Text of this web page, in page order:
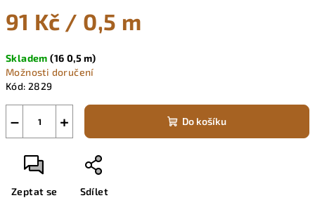
91 Kč / 0,5 m
cena:
Skladem(16 0,5 m)
Možnosti doručení
Kód: 2829
+
− Do košíku
Zeptat se Sdílet